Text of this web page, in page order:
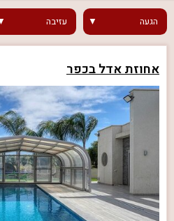
הגעה עזיבה
אחוזת אדל בכפר